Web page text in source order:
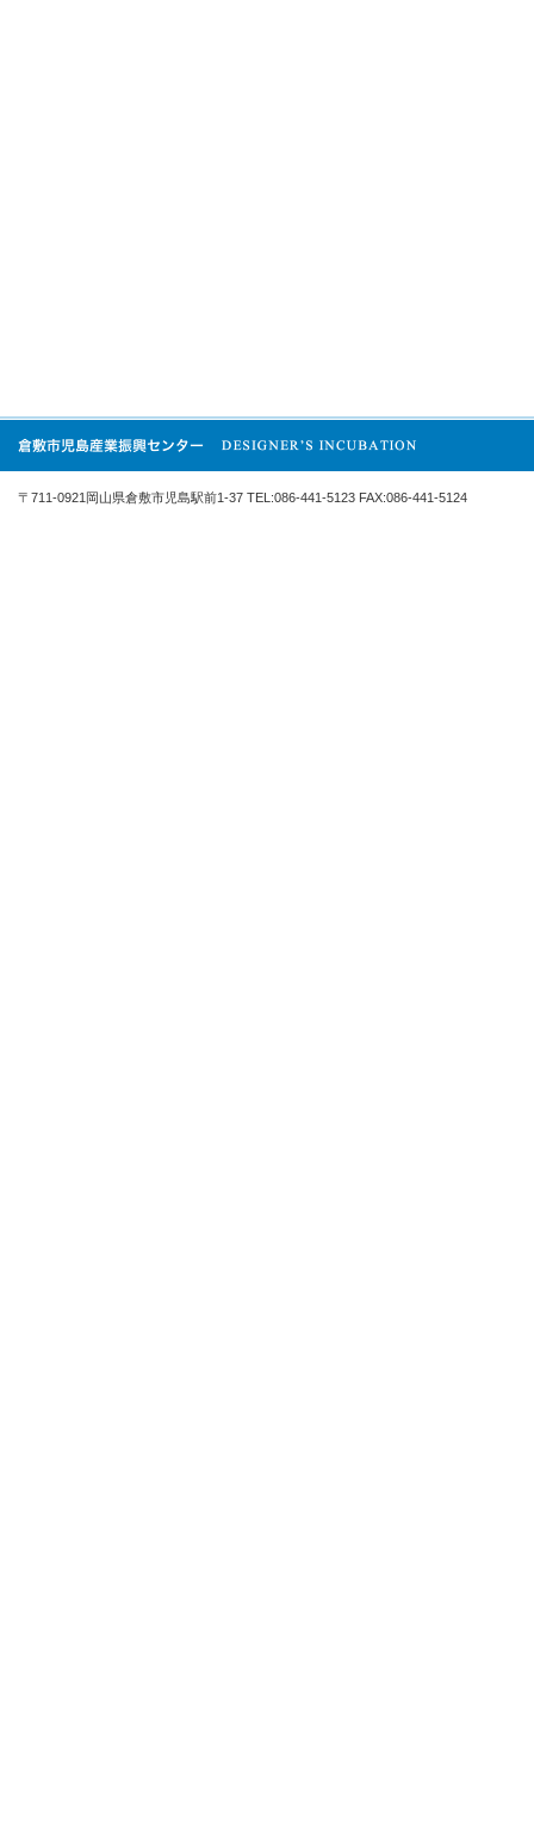
〒711-0921岡山県倉敷市児島駅前1-37 TEL:086-441-5123 FAX:086-441-5124